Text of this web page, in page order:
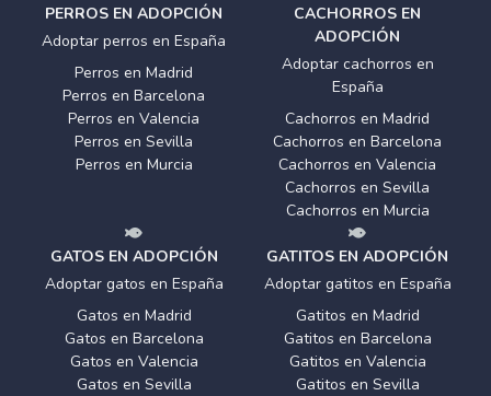
PERROS EN ADOPCIÓN
Adoptar perros en España
Perros en Madrid
Perros en Barcelona
Perros en Valencia
Perros en Sevilla
Perros en Murcia
CACHORROS EN
ADOPCIÓN
Adoptar cachorros en
España
Cachorros en Madrid
Cachorros en Barcelona
Cachorros en Valencia
Cachorros en Sevilla
Cachorros en Murcia
GATOS EN ADOPCIÓN
Adoptar gatos en España
Gatos en Madrid
Gatos en Barcelona
Gatos en Valencia
Gatos en Sevilla
GATITOS EN ADOPCIÓN
Adoptar gatitos en España
Gatitos en Madrid
Gatitos en Barcelona
Gatitos en Valencia
Gatitos en Sevilla